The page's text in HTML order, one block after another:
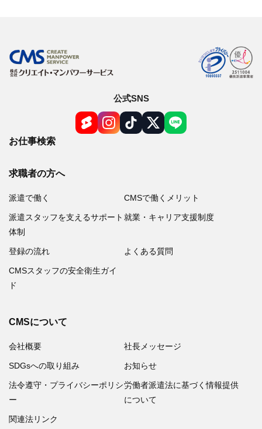
公式SNS
お仕事検索
求職者の方へ
派遣で働く CMSで働くメリット
派遣スタッフを支えるサポート
体制
就業・キャリア支援制度
登録の流れ よくある質問
CMSスタッフの安全衛生ガイ
ド
CMSについて
会社概要 社長メッセージ
SDGsへの取り組み お知らせ
法令遵守・プライバシーポリシ
ー
労働者派遣法に基づく情報提供
について
関連法リンク